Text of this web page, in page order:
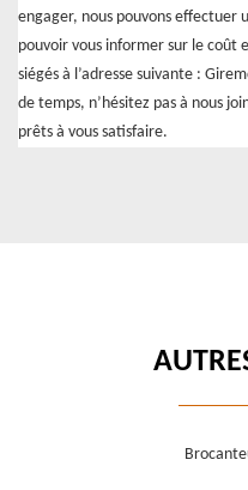
engager, nous pouvons
pouvoir vous informer sur le coût
siégés à l’adresse suivante :
de temps, n’hésitez pas à nous
prêts à vous satisfaire.